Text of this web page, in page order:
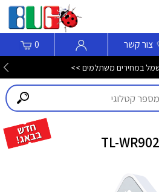
צור קשר 0
במחירים משתלמים >>